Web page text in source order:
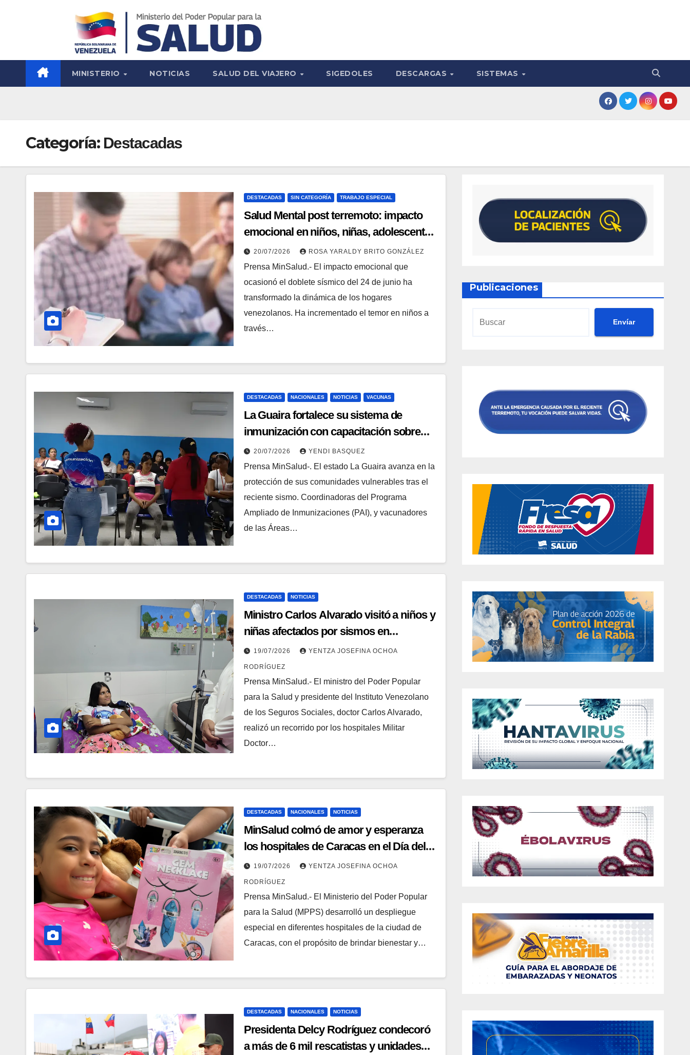
MINISTERIO NOTICIAS SALUD DEL VIAJERO SIGEDOLES DESCARGAS SISTEMAS
Categoría: Destacadas
DESTACADAS SIN CATEGORÍA TRABAJO ESPECIAL
Salud Mental post terremoto: impacto
emocional en niños, niñas, adolescentes
y madres
20/07/2026 ROSA YARALDY BRITO GONZÁLEZ
Prensa MinSalud.- El impacto emocional que
ocasionó el doblete sísmico del 24 de junio ha
transformado la dinámica de los hogares
venezolanos. Ha incrementado el temor en niños a
través…
DESTACADAS NACIONALES NOTICIAS VACUNAS
La Guaira fortalece su sistema de
inmunización con capacitación sobre
vacunación en campamentos
transitorios
20/07/2026 YENDI BASQUEZ
Prensa MinSalud-. El estado La Guaira avanza en la
protección de sus comunidades vulnerables tras el
reciente sismo. Coordinadoras del Programa
Ampliado de Inmunizaciones (PAI), y vacunadores
de las Áreas…
DESTACADAS NOTICIAS
Ministro Carlos Alvarado visitó a niños y
niñas afectados por sismos en
hospitales capitalinos
19/07/2026 YENTZA JOSEFINA OCHOA
RODRÍGUEZ
Prensa MinSalud.- ​El ministro del Poder Popular
para la Salud y presidente del Instituto Venezolano
de los Seguros Sociales, doctor Carlos Alvarado,
realizó un recorrido por los hospitales Militar
Doctor…
DESTACADAS NACIONALES NOTICIAS
MinSalud colmó de amor y esperanza
los hospitales de Caracas en el Día del
Niño19/07/2026 YENTZA JOSEFINA OCHOA
RODRÍGUEZ
Prensa MinSalud.- El Ministerio del Poder Popular
para la Salud (MPPS) desarrolló un despliegue
especial en diferentes hospitales de la ciudad de
Caracas, con el propósito de brindar bienestar y…
DESTACADAS NACIONALES NOTICIAS
Presidenta Delcy Rodríguez condecoró
a más de 6 mil rescatistas y unidades
Publicaciones
Envíar